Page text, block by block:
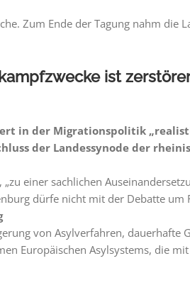
Zum Ende der Tagung nahm
ist
in der Migrationspolitik
der Landessynode der
einer sachlichen
dürfe nicht mit der Debatte
von Asylverfahren,
Europäischen Asylsystems, die